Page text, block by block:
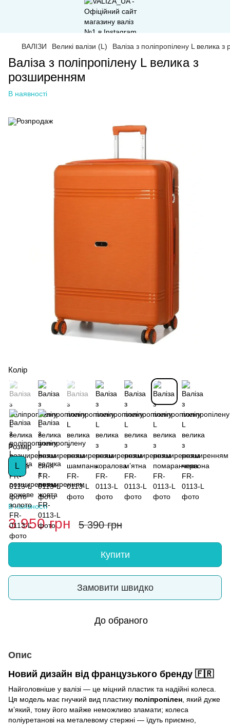
ВАЛІЗИ Великі валізи (L) Валіза з поліпропілену L велика
Валіза з поліпропілену L велика з
розширенням
В наявності
Колір
Розмір
L
В наявності
3 950 грн 5 390 грн
Купити
Замовити швидко
До обраного
Опис
Новий дизайн від французького бренду 🇫🇷
Найголовніше у валізі — це міцний пластик та надійні колеса.
Ця модель має гнучкий вид пластику поліпропілен, який дуже
м’який, тому його майже неможливо зламати; колеса
поліуретанові на металевому стержні — їдуть приємно,